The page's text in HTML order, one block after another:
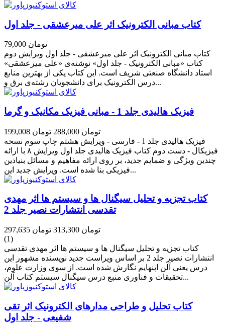
کتاب مبانی الکترونیک اثر علی میرعشقی - جلد اول
79,000 تومان
کتاب مبانی الکترونیک اثر علی میرعشقی - جلد اول ویرایش دوم
کتاب «مبانی الکترونیک - جلد اول» نوشته‌ی «علی میرعشقی»
استاد دانشگاه صنعتی شریف است. این کتاب یکی از بهترین منابع
درس الکترونیک برای دانشجویان رشته‌ی برق و...
فیزیک هالیدی جلد 1 - مبانی فیزیک مکانیک و گرما
199,008 تومان 288,000 تومان
فیزیک هالیدی جلد 1 - فارسی - ویرایش هشتم چاپ سوم نسخه
فیزیکال - دست دوم کتاب فیزیک هالیدی جلد اول ویرایش ۸ با ارائه
چندین ویژگی و ضمایم جدید، بر روی ارائه مفاهیم و مسائل بنیادین
فیزیکی بنا شده است. ویرایش جدید این...
کتاب تجزیه و تحلیل سیگنال ها و سیستم ها اثر مهدی
تقدسی انتشارات نصیر جلد 2
297,635 تومان 313,300 تومان
(1)
کتاب تجزیه و تحلیل سیگنال ها و سیستم ها اثر مهدی تقدسی
انتشارات نصیر جلد 2 بر اساس ویراست‌ جدید نویسنده مشهور این
درس یعنی آلن اپنهايم نگارش شده است. از سوی وزارت علوم،
تحقیقات و فناوری منبع درس سیگنال سیستم کتاب آلن...
کتاب تحلیل و طراحی مدارهای الکترونیک اثر تقی
شفیعی - جلد اول